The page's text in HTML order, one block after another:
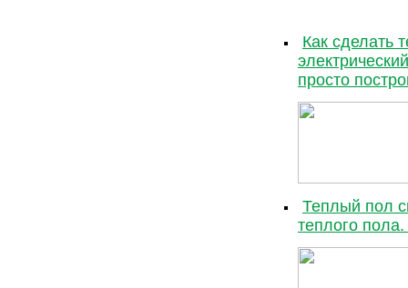
Как сделать
просто
Теплый пол
теплого